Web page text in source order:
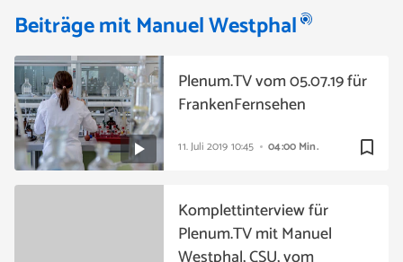
Beiträge mit Manuel Westphal
bookmark_border
11. Juli 2019 10:45 04:00 Min.
Plenum.TV vom 05.07.19 für
FrankenFernsehen
Komplettinterview für
Plenum.TV mit Manuel